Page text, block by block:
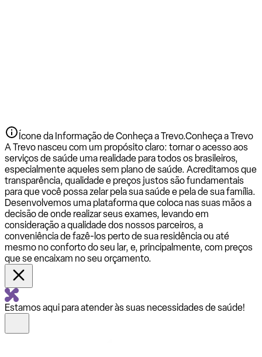
Ícone da Informação de Conheça a Trevo.Conheça a Trevo
A Trevo nasceu com um propósito claro: tornar o acesso aos
serviços de saúde uma realidade para todos os brasileiros,
especialmente aqueles sem plano de saúde. Acreditamos que
transparência, qualidade e preços justos são fundamentais
para que você possa zelar pela sua saúde e pela de sua família.
Desenvolvemos uma plataforma que coloca nas suas mãos a
decisão de onde realizar seus exames, levando em
consideração a qualidade dos nossos parceiros, a
conveniência de fazê-los perto de sua residência ou até
mesmo no conforto do seu lar, e, principalmente, com preços
que se encaixam no seu orçamento.
Estamos aqui para atender às suas necessidades de saúde!